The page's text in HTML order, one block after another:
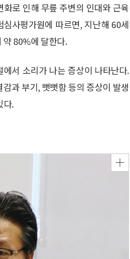
로 인해 무릎 주변의 인대와 근육
사평가원에 따르면, 지난해 60세
80%에 달한다.
서 소리가 나는 증상이 나타난다.
과 부기, 뻣뻣함 등의 증상이 발생
다.